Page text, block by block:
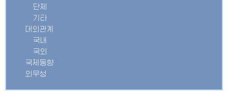
단체
기타
대외관계
국내
국외
국제동향
외무성